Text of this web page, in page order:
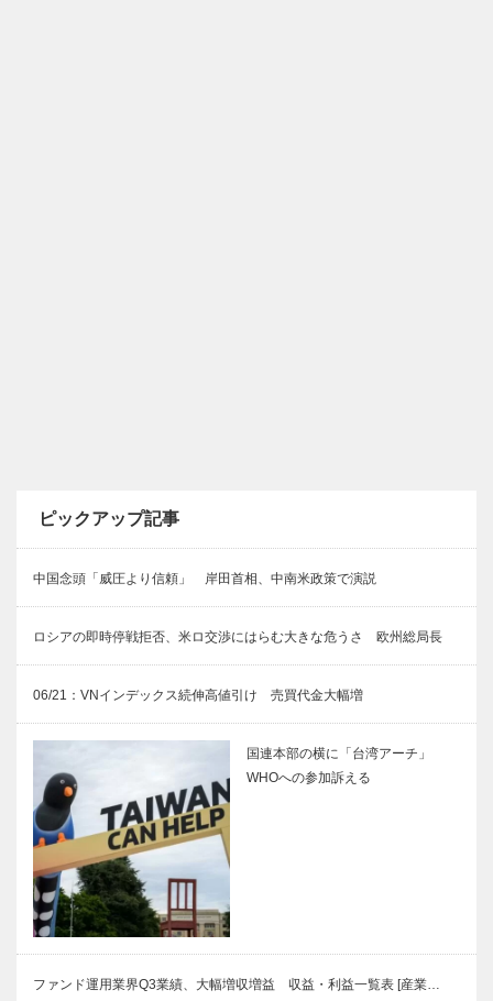
ピックアップ記事
中国念頭「威圧より信頼」 岸田首相、中南米政策で演説
ロシアの即時停戦拒否、米ロ交渉にはらむ大きな危うさ 欧州総局長
06/21：VNインデックス続伸高値引け 売買代金大幅増
国連本部の横に「台湾アーチ」
WHOへの参加訴える
ファンド運用業界Q3業績、大幅増収増益 収益・利益一覧表 [産業…